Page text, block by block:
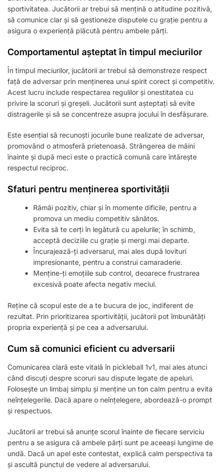
sportivitatea. Jucătorii ar trebui să mențină o atitudine pozitivă,
să comunice clar și să gestioneze disputele cu grație pentru a
asigura o experiență plăcută pentru ambele părți.
Comportamentul așteptat în timpul meciurilor
În timpul meciurilor, jucătorii ar trebui să demonstreze respect
față de adversar prin menținerea unui spirit corect și competitiv.
Acest lucru include respectarea regulilor și onestitatea cu
privire la scoruri și greșeli. Jucătorii sunt așteptați să evite
distragerile și să se concentreze asupra jocului în desfășurare.
Este esențial să recunoști jocurile bune realizate de adversar,
promovând o atmosferă prietenoasă. Strângerea de mâini
înainte și după meci este o practică comună care întărește
respectul reciproc.
Sfaturi pentru menținerea sportivității
Rămâi pozitiv, chiar și în momente dificile, pentru a
promova un mediu competitiv sănătos.
Evita să te cerți în legătură cu apelurile; în schimb,
acceptă deciziile cu grație și mergi mai departe.
Încurajează-ți adversarul, mai ales după lovituri
impresionante, pentru a construi camaraderie.
Menține-ți emoțiile sub control, deoarece frustrarea
excesivă poate afecta negativ meciul.
Reține că scopul este de a te bucura de joc, indiferent de
rezultat. Prin prioritizarea sportivității, jucătorii pot îmbunătăți
propria experiență și pe cea a adversarului.
Cum să comunici eficient cu adversarii
Comunicarea clară este vitală în pickleball 1v1, mai ales atunci
când discuți despre scoruri sau dispute legate de apeluri.
Folosește un limbaj simplu și menține un ton calm pentru a evita
neînțelegerile. Dacă apare o neînțelegere, abordează-o prompt
și respectuos.
Jucătorii ar trebui să anunțe scorul înainte de fiecare serviciu
pentru a se asigura că ambele părți sunt pe aceeași lungime de
undă. Dacă un apel este contestat, explică calm perspectiva ta
și ascultă punctul de vedere al adversarului.